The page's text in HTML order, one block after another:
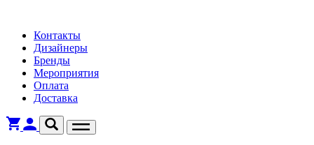
Контакты
Дизайнеры
Бренды
Мероприятия
Оплата
Доставка